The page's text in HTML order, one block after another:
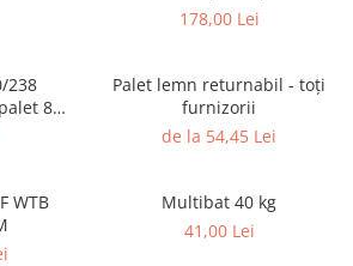
178,00 Lei
238
80
Palet lemn returnabil - toți
furnizorii
de la 54,45 Lei
WTB
Multibat 40 kg
41,00 Lei